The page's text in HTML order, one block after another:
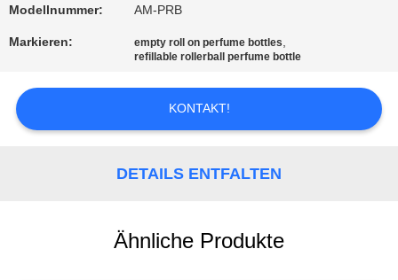
KONTAKT
UNS
Modellnummer: AM-PRB
Markieren: empty roll on perfume bottles,
refillable rollerball perfume bottle
KONTAKT!
DETAILS ENTFALTEN
Ähnliche Produkte